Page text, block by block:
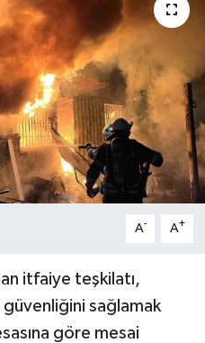
A- A+
itfaiye teşkilatı,
güvenliğini sağlamak
göre mesai